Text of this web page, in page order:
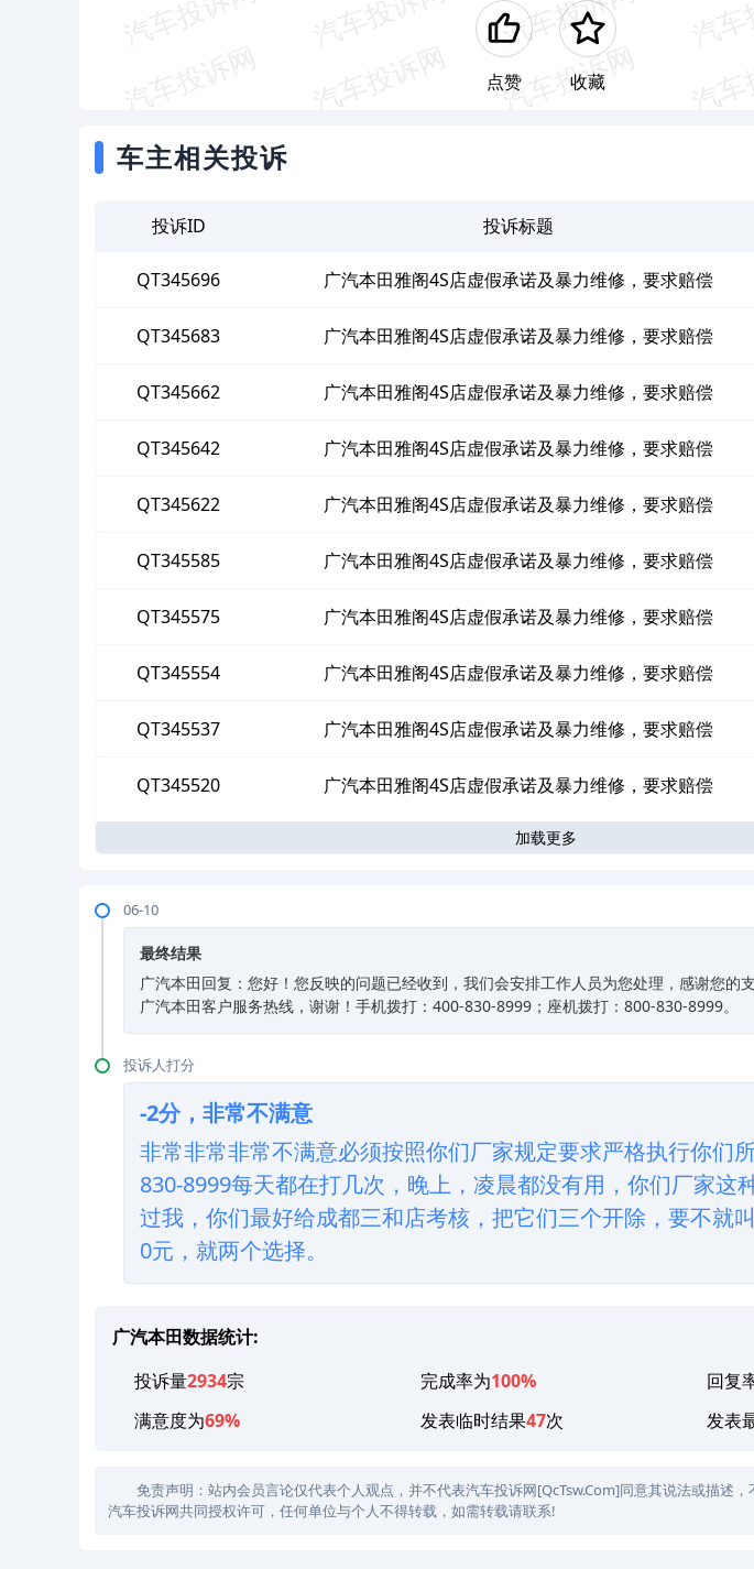
点赞 收藏
车主相关投诉
投诉ID 投诉标题
QT345696 广汽本田雅阁4S店虚假承诺及暴力维修，要求赔偿
QT345683 广汽本田雅阁4S店虚假承诺及暴力维修，要求赔偿
QT345662 广汽本田雅阁4S店虚假承诺及暴力维修，要求赔偿
QT345642 广汽本田雅阁4S店虚假承诺及暴力维修，要求赔偿
QT345622 广汽本田雅阁4S店虚假承诺及暴力维修，要求赔偿
QT345585 广汽本田雅阁4S店虚假承诺及暴力维修，要求赔偿
QT345575 广汽本田雅阁4S店虚假承诺及暴力维修，要求赔偿
QT345554 广汽本田雅阁4S店虚假承诺及暴力维修，要求赔偿
QT345537 广汽本田雅阁4S店虚假承诺及暴力维修，要求赔偿
QT345520 广汽本田雅阁4S店虚假承诺及暴力维修，要求赔偿
加载更多
06-10
最终结果
广汽本田回复：您好！您反映的问题已经收到，我们会安排工作人员为您处理，感谢您的
广汽本田客户服务热线，谢谢！手机拨打：400-830-8999；座机拨打：800-830-8999。
投诉人打分
-2分，非常不满意
非常非常非常不满意必须按照你们厂家规定要求严格执行你们
830-8999每天都在打几次，晚上，凌晨都没有用，你们厂家这
过我，你们最好给成都三和店考核，把它们三个开除，要不就
0元，就两个选择。
广汽本田数据统计:
投诉量2934宗 完成率为100% 回复
满意度为69% 发表临时结果47次 发表
免责声明：站内会员言论仅代表个人观点，并不代表汽车投诉网[QcTsw.Com]同意其说法或描述
汽车投诉网共同授权许可，任何单位与个人不得转载，如需转载请联系!